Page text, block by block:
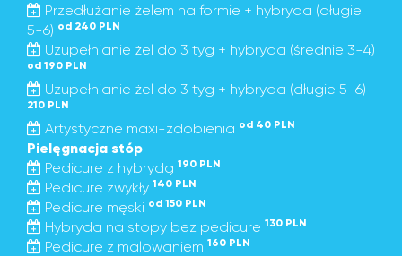
Przedłużanie żelem na formie + hybryda (długie
5-6) od 240 PLN
Uzupełnianie żel do 3 tyg + hybryda (średnie 3-4)
od 190 PLN
Uzupełnianie żel do 3 tyg + hybryda (długie 5-6)
210 PLN
Artystyczne maxi-zdobienia od 40 PLN
Pielęgnacja stóp
Pedicure z hybrydą 190 PLN
Pedicure zwykły 140 PLN
Pedicure męski od 150 PLN
Hybryda na stopy bez pedicure 130 PLN
Pedicure z malowaniem 160 PLN